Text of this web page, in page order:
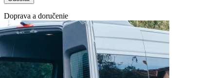
Doprava a doručenie